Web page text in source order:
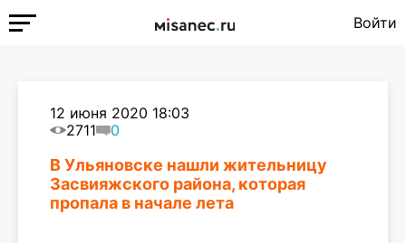
Войти
12 июня 2020 18:03
2711
0
В Ульяновске нашли жительницу
Засвияжского района, которая
пропала в начале лета